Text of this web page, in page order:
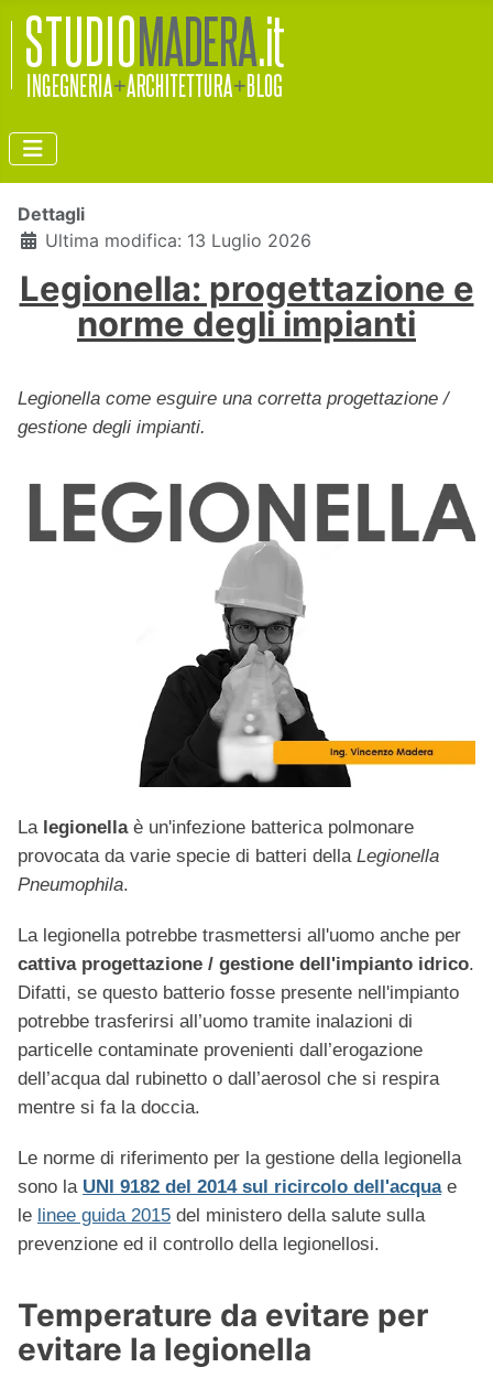
Dettagli
Ultima modifica: 13 Luglio 2026
Legionella: progettazione e
norme degli impianti
Legionella come esguire una corretta progettazione /
gestione degli impianti.
La legionellaè un'infezione batterica polmonare
provocata da varie specie di batteri della Legionella
Pneumophila.
La legionella potrebbe trasmettersi all'uomo anche per
cattiva progettazione / gestione dell'impianto idrico.
Difatti, se questo batterio fosse presente nell'impianto
potrebbe trasferirsi all’uomo tramite inalazioni di
particelle contaminate provenienti dall’erogazione
dell’acqua dal rubinetto o dall’aerosol che si respira
mentre si fa la doccia.
Le norme di riferimento per la gestione della legionella
sono la UNI 9182 del 2014 sul ricircolo dell'acquae
le linee guida 2015 del ministero della salute sulla
prevenzione ed il controllo della legionellosi.
Temperature da evitare per
evitare la legionella